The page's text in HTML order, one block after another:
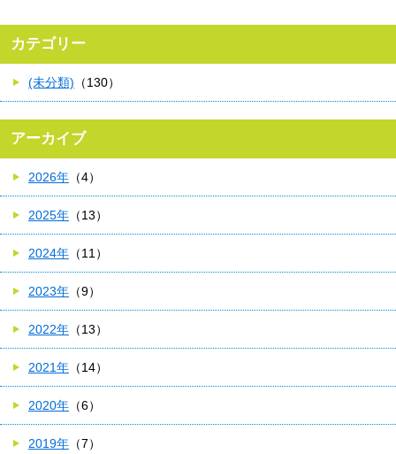
カテゴリー
(未分類) （130）
アーカイブ
2026年 （4）
2025年 （13）
2024年 （11）
2023年 （9）
2022年 （13）
2021年 （14）
2020年 （6）
2019年 （7）